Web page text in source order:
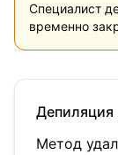
Специалист
временно
Метод